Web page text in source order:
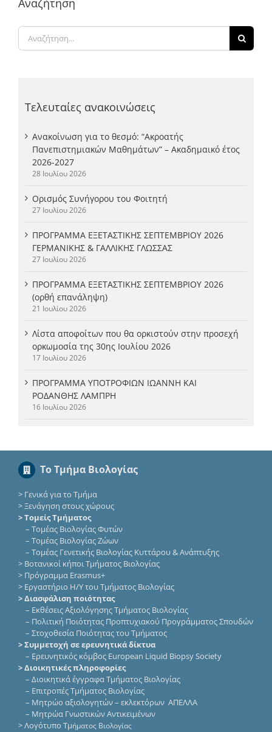
Αναζήτηση
Αναζήτηση
για:
Τελευταίες ανακοινώσεις
Ανακοίνωση για το θεσμό: “Ακροατής
Πανεπιστημιακών Μαθημάτων” – Ακαδημαικό έτος
2026-2027
28 Ιουλίου 2026
Ορισμός Συνήγορου του Φοιτητή
27 Ιουλίου 2026
ΠΡΟΓΡΑΜΜΑ ΕΞΕΤΑΣΤΙΚΗΣ ΣΕΠΤΕΜΒΡΙΟΥ 2026
ΓΕΡΜΑΝΙΚΗΣ & ΓΑΛΛΙΚΗΣ ΓΛΩΣΣΑΣ
27 Ιουλίου 2026
ΠΡΟΓΡΑΜΜΑ ΕΞΕΤΑΣΤΙΚΗΣ ΣΕΠΤΕΜΒΡΙΟΥ 2026
(ορθή επανάληψη)
21 Ιουλίου 2026
Λίστα αποφοίτων που θα ορκιστούν στην προσεχή
ορκωμοσία της 30ης Ιουλίου 2026
17 Ιουλίου 2026
ΠΡΟΓΡΑΜΜΑ ΥΠΟΤΡΟΦΙΩΝ ΙΩΑΝΝΗ ΚΑΙ
ΡΟΔΑΝΘΗΣ ΛΑΜΠΡΗ
16 Ιουλίου 2026
Το Τμήμα Βιολογίας
> Γενικά για το Τμήμα
>Ξενάγηση στους χώρους
> Τομείς Τμήματος
– Τομέας Βιολογίας Φυτών
– Τομέας Βιολογίας Ζώων
– Τομέας Γενετικής Βιολογίας Κυττάρου & Ανάπτυξης
> Βοτανικοί κήποι Τμήματος Βιολογίας
> Πρόγραμμα Erasmus+
> Εργαστήριο Η/Υ του Τμήματος Βιολογίας
> Διασφάλιση ποιότητας
– Εκθέσεις Αξιολόγησης Τμήματος Βιολογίας
– Πολιτική Ποιότητας Προπτυχιακού Προγράμματος Σπουδών
– Στοχοθεσία Ποιότητας του Τμήματος
> Συμμετοχή σε ερευνητικά δίκτυα
– Eρευνητικός κόμβος European Liquid Biopsy Society
> Διοικητικές πληροφορίες
– Διοικητικά έγγραφα Τμήματος Βιολογίας
– Επιτροπές Τμήματος Βιολογίας
– Μητρώο αξιολογητών – εκλεκτόρων ΑΠΕΛΛΑ
– Μητρώα Γνωστικών Αντικειμένων
>Λογότυπο Τμήματος Βιολογίας